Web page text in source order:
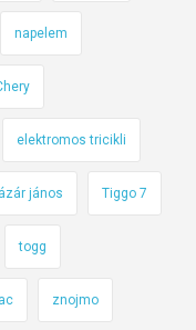
napelem
elektromos tricikli
lázár jános Tiggo 7
togg
znojmo